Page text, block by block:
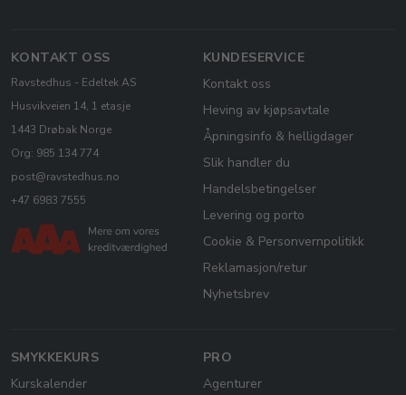
KONTAKT OSS
Ravstedhus - Edeltek AS
Husvikveien 14, 1 etasje
1443 Drøbak Norge
Org: 985 134 774
post@ravstedhus.no
+47 6983 7555
KUNDESERVICE
Kontakt oss
Heving av kjøpsavtale
Åpningsinfo & helligdager
Slik handler du
Handelsbetingelser
Levering og porto
Cookie & Personvernpolitikk
Reklamasjon/retur
Nyhetsbrev
SMYKKEKURS
Kurskalender
PRO
Agenturer